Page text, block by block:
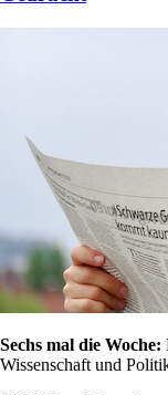
Sechs mal die Woche:
Wissenschaft und